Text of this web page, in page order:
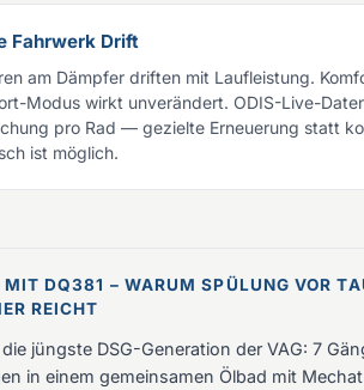
Fahrwerk Drift
am Dämpfer driften mit Laufleistung.
Modus wirkt unverändert. ODIS-Live-
pro Rad — gezielte Erneuerung statt
ist möglich.
DQ381 – WARUM SPÜLUNG VOR
REICHT
die jüngste DSG-Generation der VAG: 7
in einem gemeinsamen Ölbad mit